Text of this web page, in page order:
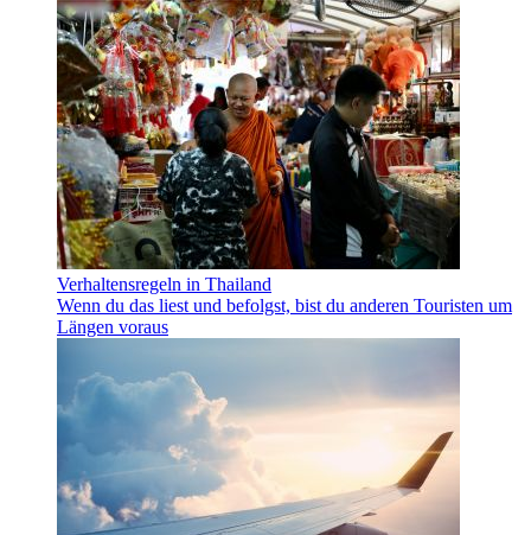
Verhaltensregeln in Thailand
Wenn du das liest und befolgst, bist du anderen Touristen um
Längen voraus